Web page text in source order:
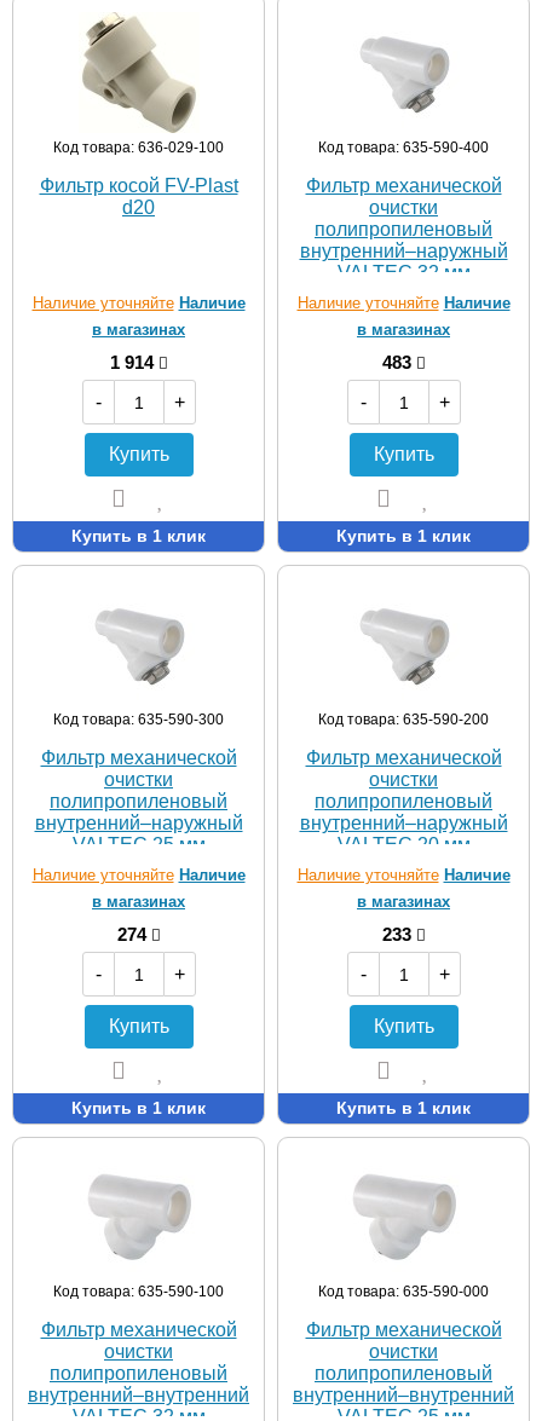
Код товара: 636-029-100
Фильтр косой FV-Plast
d20
Наличие уточняйте Наличие
в магазинах
1 914
-
+
Купить
Купить в 1 клик
Код товара: 635-590-400
Фильтр механической
очистки
полипропиленовый
внутренний–наружный
VALTEC 32 мм
Наличие уточняйте Наличие
в магазинах
483
-
+
Купить
Купить в 1 клик
Код товара: 635-590-300
Фильтр механической
очистки
полипропиленовый
внутренний–наружный
VALTEC 25 мм
Наличие уточняйте Наличие
в магазинах
274
-
+
Купить
Купить в 1 клик
Код товара: 635-590-200
Фильтр механической
очистки
полипропиленовый
внутренний–наружный
VALTEC 20 мм
Наличие уточняйте Наличие
в магазинах
233
-
+
Купить
Купить в 1 клик
Код товара: 635-590-100
Фильтр механической
очистки
полипропиленовый
внутренний–внутренний
VALTEC 32 мм
Код товара: 635-590-000
Фильтр механической
очистки
полипропиленовый
внутренний–внутренний
VALTEC 25 мм